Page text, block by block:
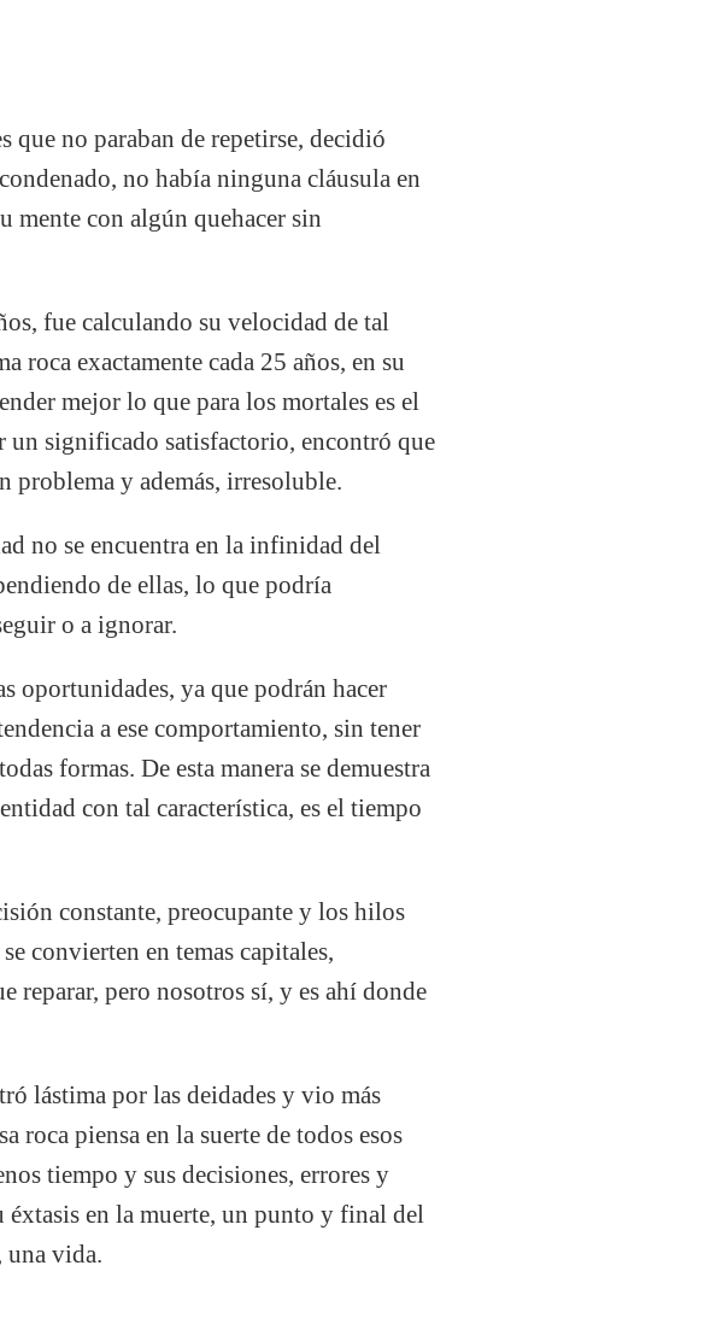
que no paraban de repetirse, decidió
no había ninguna cláusula en
mente con algún quehacer sin
fue calculando su velocidad de tal
roca exactamente cada 25 años, en su
mejor lo que para los mortales es el
un significado satisfactorio, encontró que
problema y además, irresoluble.
no se encuentra en la infinidad del
de ellas, lo que podría
o a ignorar.
oportunidades, ya que podrán hacer
a ese comportamiento, sin tener
formas. De esta manera se demuestra
con tal característica, es el tiempo
constante, preocupante y los hilos
convierten en temas capitales,
reparar, pero nosotros sí, y es ahí donde
lástima por las deidades y vio más
roca piensa en la suerte de todos esos
tiempo y sus decisiones, errores y
éxtasis en la muerte, un punto y final del
una vida.